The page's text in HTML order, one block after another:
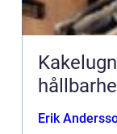
Kakelugnar värme,
Erik